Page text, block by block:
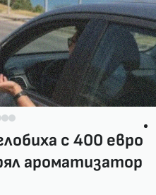
с 400 евро
ароматизатор